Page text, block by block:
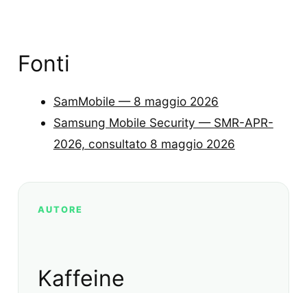
Fonti
SamMobile — 8 maggio 2026
Samsung Mobile Security — SMR-APR-
2026, consultato 8 maggio 2026
AUTORE
Kaffeine